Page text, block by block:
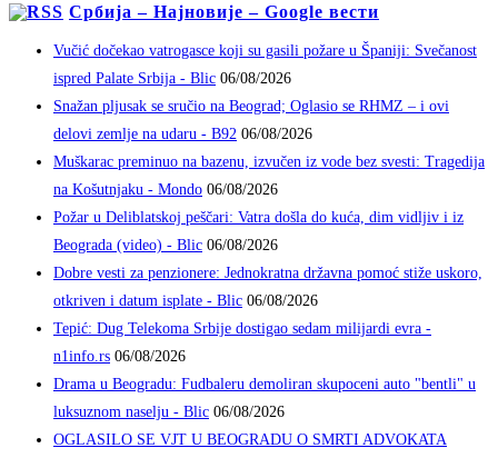
Србија – Најновије – Google вести
Vučić dočekao vatrogasce koji su gasili požare u Španiji: Svečanost
ispred Palate Srbija - Blic 06/08/2026
Snažan pljusak se sručio na Beograd; Oglasio se RHMZ – i ovi
delovi zemlje na udaru - B92 06/08/2026
Muškarac preminuo na bazenu, izvučen iz vode bez svesti: Tragedija
na Košutnjaku - Mondo 06/08/2026
Požar u Deliblatskoj peščari: Vatra došla do kuća, dim vidljiv i iz
Beograda (video) - Blic 06/08/2026
Dobre vesti za penzionere: Jednokratna državna pomoć stiže uskoro,
otkriven i datum isplate - Blic 06/08/2026
Tepić: Dug Telekoma Srbije dostigao sedam milijardi evra -
n1info.rs 06/08/2026
Drama u Beogradu: Fudbaleru demoliran skupoceni auto "bentli" u
luksuznom naselju - Blic 06/08/2026
OGLASILO SE VJT U BEOGRADU O SMRTI ADVOKATA